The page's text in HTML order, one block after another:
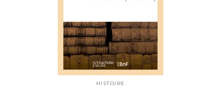
HISTOIRE